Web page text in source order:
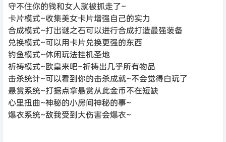
守不住你的钱和女人就被抓走了~
卡片模式~收集美女卡片增强自己的实力
合成模式~打出谜之石可以进行合成打造最强装备
兑换模式~可以用卡片兑换更强的东西
钓鱼模式~休闲玩法挂机圣地
祈祷模式~欧皇来吧~祈祷出几乎所有物品
击杀统计~可以看到你的击杀成就~不会觉得白玩了
悬赏系统~打据点拿悬赏从此金币不在短缺
心里扭曲~神秘的小房间神秘的事~
爆衣系统~敌我受到大伤害会爆衣~